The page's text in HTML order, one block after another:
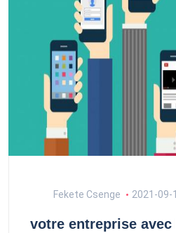
Fekete Csenge 2021-09-
votre entreprise avec